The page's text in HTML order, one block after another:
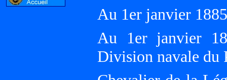
Au 1er janvier
Au 1er janvier
Division navale du